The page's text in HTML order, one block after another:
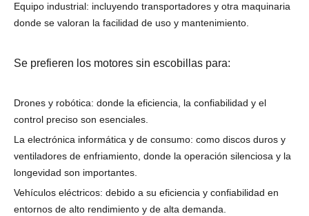
Equipo industrial: incluyendo transportadores y otra maquinaria
donde se valoran la facilidad de uso y mantenimiento.
Se prefieren los motores sin escobillas para:
Drones y robótica: donde la eficiencia, la confiabilidad y el
control preciso son esenciales.
La electrónica informática y de consumo: como discos duros y
ventiladores de enfriamiento, donde la operación silenciosa y la
longevidad son importantes.
Vehículos eléctricos: debido a su eficiencia y confiabilidad en
entornos de alto rendimiento y de alta demanda.